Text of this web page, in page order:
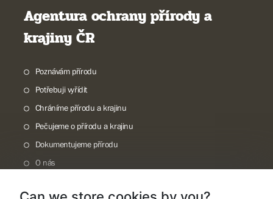
Agentura ochrany přírody a
krajiny ČR
Poznávám přírodu
Potřebuji vyřídit
Chráníme přírodu a krajinu
Pečujeme o přírodu a krajinu
Dokumentujeme přírodu
O nás